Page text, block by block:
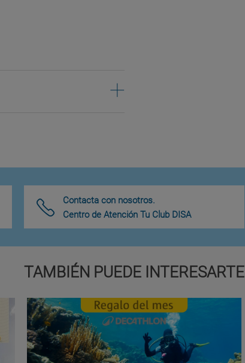
Contacta con nosotros.
Centro de Atención Tu Club DISA
TAMBIÉN PUEDE INTERESARTE